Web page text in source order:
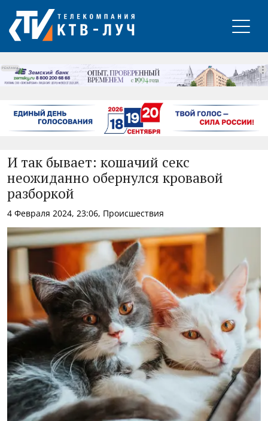
РЕКЛАМА
И так бывает: кошачий секс
неожиданно обернулся кровавой
разборкой
4 Февраля 2024, 23:06, Происшествия